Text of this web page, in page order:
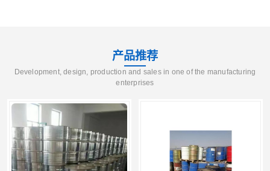
产品推荐
Development, design, production and sales in one of the manufacturing
enterprises